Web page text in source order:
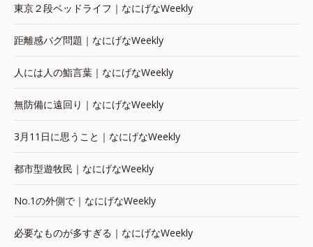
東京２段ベッドライフ｜なにげなWeekly
距離感バグ問題｜なにげなWeekly
人には人の鮨言葉｜なにげなWeekly
無防備に遠回り｜なにげなWeekly
3月11日に思うこと｜なにげなWeekly
都市型遊牧民｜なにげなWeekly
No.1の外側で｜なにげなWeekly
必要なものが多すぎる｜なにげなWeekly